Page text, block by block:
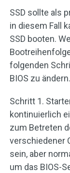
SSD sollte als
in diesem Fall
SSD booten.
folgenden
BIOS zu ändern.
Schritt 1.
kontinuierlich
zum Betreten
verschiedener
sein, aber
um das BIOS-